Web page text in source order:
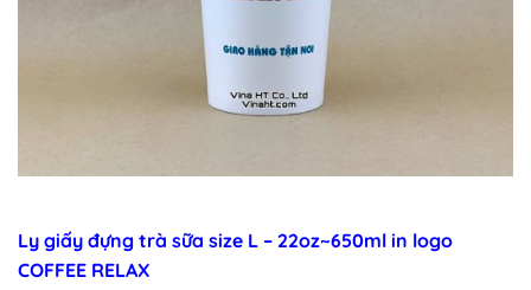
Ly giấy đựng trà sữa size L – 22oz~650ml in logo
COFFEE RELAX